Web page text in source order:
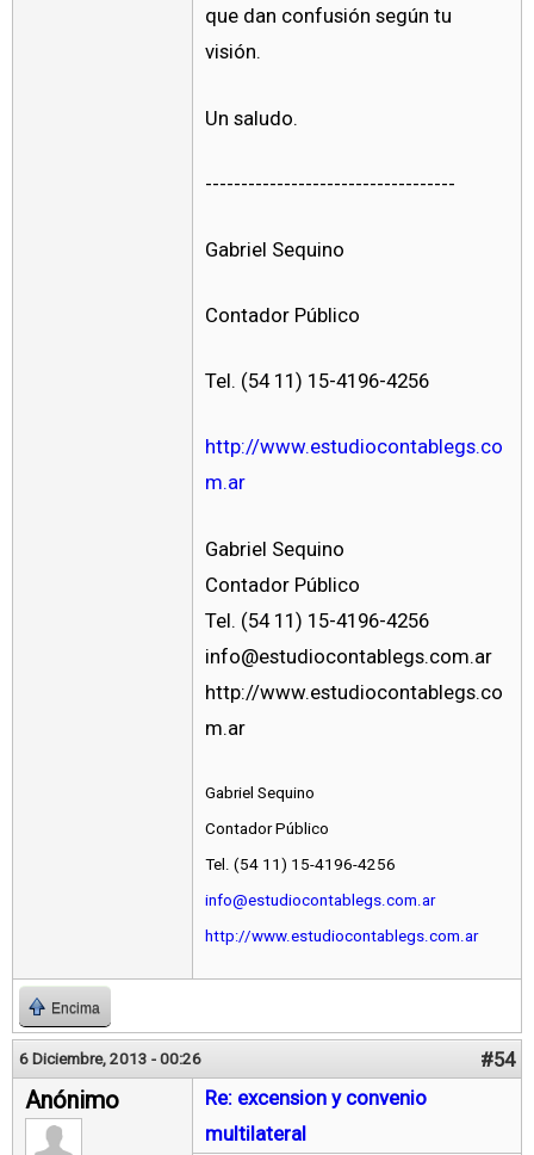
que dan confusión según tu
visión.
Un saludo.
-----------------------------------
Gabriel Sequino
Contador Público
Tel. (54 11) 15-4196-4256
http://www.estudiocontablegs.co
m.ar
Gabriel Sequino
Contador Público
Tel. (54 11) 15-4196-4256
info@estudiocontablegs.com.ar
http://www.estudiocontablegs.co
m.ar
Gabriel Sequino
Contador Público
Tel. (54 11) 15-4196-4256
info@estudiocontablegs.com.ar
http://www.estudiocontablegs.com.ar
Encima
6 Diciembre, 2013 - 00:26 #54
Anónimo
Re: excension y convenio
multilateral